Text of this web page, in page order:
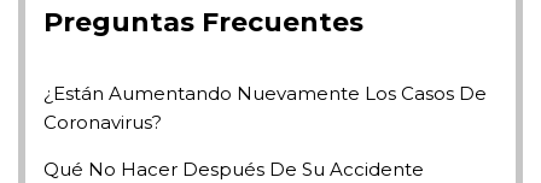
Preguntas Frecuentes
¿Están Aumentando Nuevamente Los Casos De
Coronavirus?
Qué No Hacer Después De Su Accidente